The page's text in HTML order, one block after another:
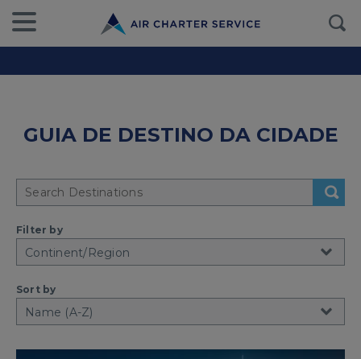
GUIA DE DESTINO DA CIDADE
Filter by
Sort by